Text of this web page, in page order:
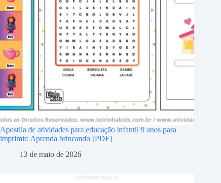
Apostila de atividades para educação infantil 9 anos para
imprimir: Aprenda brincando [PDF]
13 de maio de 2026